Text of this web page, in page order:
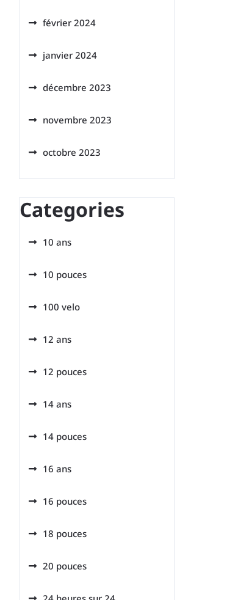
février 2024
janvier 2024
décembre 2023
novembre 2023
octobre 2023
Categories
10 ans
10 pouces
100 velo
12 ans
12 pouces
14 ans
14 pouces
16 ans
16 pouces
18 pouces
20 pouces